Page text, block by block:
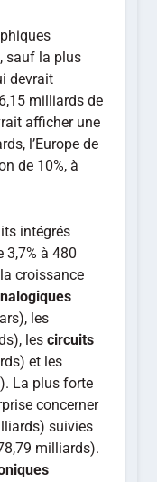
sauf la plus
devrait
milliards de
afficher une
l’Europe de
de 10%, à
intégrés
3,7% à 480
croissance
les
lescircuits
et les
La plus forte
concerner
suivies
milliards).